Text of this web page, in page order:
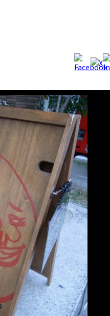
食べられる万能な和風カフェ